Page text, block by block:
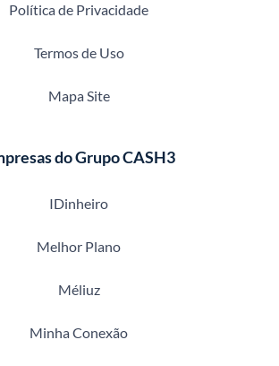
Política de Privacidade
Termos de Uso
Mapa Site
do Grupo CASH3
IDinheiro
Melhor Plano
Méliuz
Minha Conexão